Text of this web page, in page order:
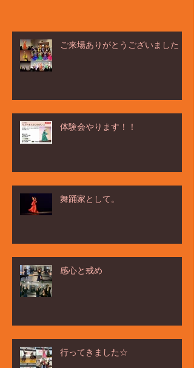
ご来場ありがとうございました！
体験会やります！！
舞踊家として。
感心と戒め
行ってきました☆